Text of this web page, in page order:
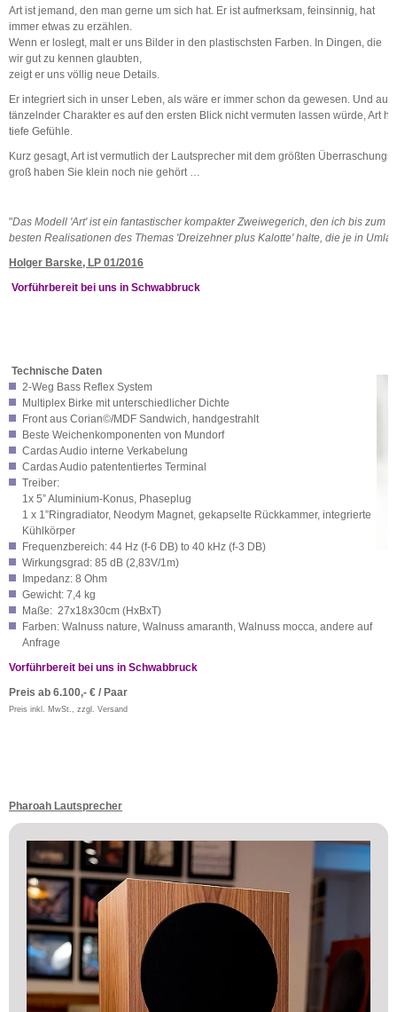
Art ist jemand, den man gerne um sich hat. Er ist aufmerksam, feinsinnig, hat
immer etwas zu erzählen.
Wenn er loslegt, malt er uns Bilder in den plastischsten Farben. In Dingen, die
wir gut zu kennen glaubten,
zeigt er uns völlig neue Details.
Er integriert sich in unser Leben, als wäre er immer schon da gewesen. Und
tänzelnder Charakter es auf den ersten Blick nicht vermuten lassen würde, Art
tiefe Gefühle.
Kurz gesagt, Art ist vermutlich der Lautsprecher mit dem größten
groß haben Sie klein noch nie gehört …
"Das Modell 'Art' ist ein fantastischer kompakter Zweiwegerich, den ich bis zum
besten Realisationen des Themas 'Dreizehner plus Kalotte' halte, die je in
Holger Barske, LP 01/2016
Vorführbereit bei uns in Schwabbruck
Technische Daten
2-Weg Bass Reflex System
Multiplex Birke mit unterschiedlicher Dichte
Front aus Corian©/MDF Sandwich, handgestrahlt
Beste Weichenkomponenten von Mundorf
Cardas Audio interne Verkabelung
Cardas Audio patententiertes Terminal
Treiber:
1x 5” Aluminium-Konus, Phaseplug
1 x 1”Ringradiator, Neodym Magnet, gekapselte Rückkammer, integrierte
Kühlkörper
Frequenzbereich: 44 Hz (f-6 DB) to 40 kHz (f-3 DB)
Wirkungsgrad: 85 dB (2,83V/1m)
Impedanz: 8 Ohm
Gewicht: 7,4 kg
Maße: 27x18x30cm (HxBxT)
Farben: Walnuss nature, Walnuss amaranth, Walnuss mocca, andere auf
Anfrage
Vorführbereit bei uns in Schwabbruck
Preis ab 6.100,- € / Paar
Preis inkl. MwSt., zzgl. Versand
Pharoah Lautsprecher